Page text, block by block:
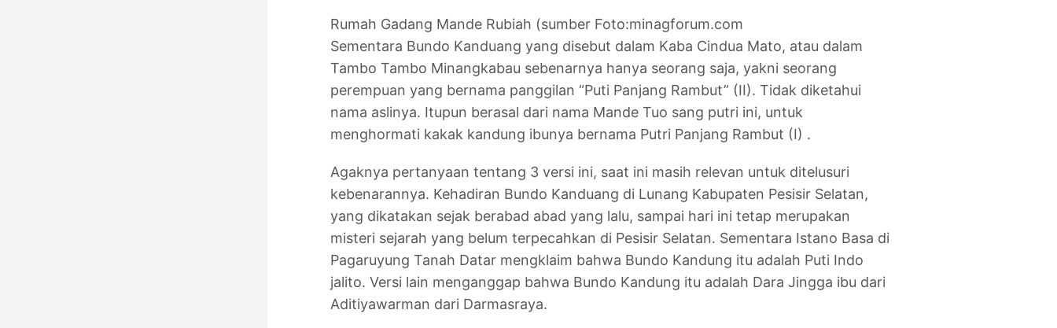
Rumah Gadang Mande Rubiah (sumber Foto:minagforum.com
Sementara Bundo Kanduang yang disebut dalam Kaba Cindua Mato, atau dalam
Tambo Tambo Minangkabau sebenarnya hanya seorang saja, yakni seorang
perempuan yang bernama panggilan “Puti Panjang Rambut” (II). Tidak diketahui
nama aslinya. Itupun berasal dari nama Mande Tuo sang putri ini, untuk
menghormati kakak kandung ibunya bernama Putri Panjang Rambut (I) .
Agaknya pertanyaan tentang 3 versi ini, saat ini masih relevan untuk ditelusuri
kebenarannya. Kehadiran Bundo Kanduang di Lunang Kabupaten Pesisir Selatan,
yang dikatakan sejak berabad abad yang lalu, sampai hari ini tetap merupakan
misteri sejarah yang belum terpecahkan di Pesisir Selatan. Sementara Istano Basa di
Pagaruyung Tanah Datar mengklaim bahwa Bundo Kandung itu adalah Puti Indo
jalito. Versi lain menganggap bahwa Bundo Kandung itu adalah Dara Jingga ibu dari
Aditiyawarman dari Darmasraya.